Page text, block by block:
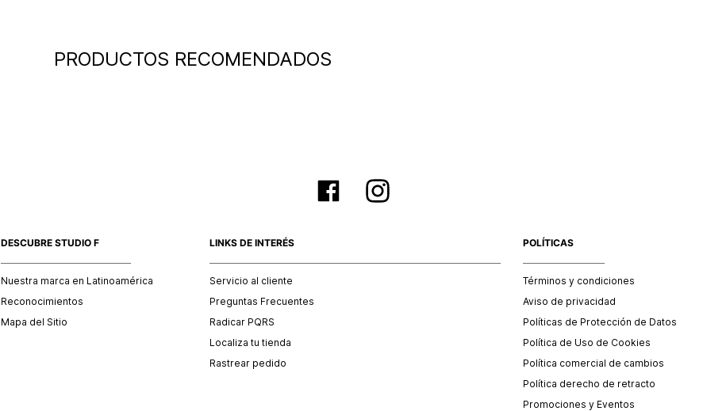
Excepciones:
baño, accesorios y/o productos comprados en tiendas outlet o en
PRODUCTOS RECOMENDADOS
DESCUBRE STUDIO F
Nuestra marca en Latinoamérica
Reconocimientos
Mapa del Sitio
LINKS DE INTERÉS
Servicio al cliente
Preguntas Frecuentes
Radicar PQRS
Localiza tu tienda
Rastrear pedido
POLÍTICAS
Términos y condiciones
Aviso de privacidad
Políticas de Protección de Datos
Política de Uso de Cookies
Política comercial de cambios
Política derecho de retracto
Promociones y Eventos